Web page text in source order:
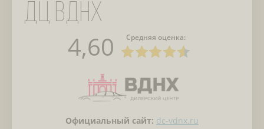
ДЦ ВДНХ
Средняя оценка:
4,60
Официальный сайт: dc-vdnx.ru